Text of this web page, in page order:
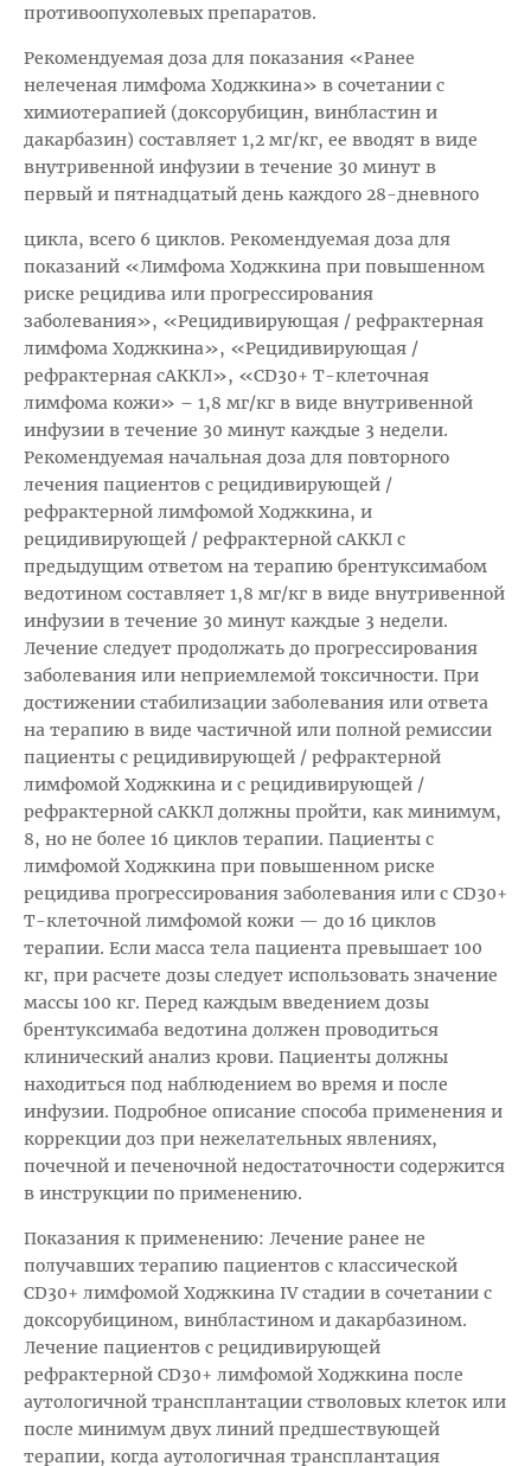
противоопухолевых препаратов.
Рекомендуемая доза для показания «Ранее
нелеченая лимфома Ходжкина» в сочетании с
химиотерапией (доксорубицин, винбластин и
дакарбазин) составляет 1,2 мг/кг, ее вводят в виде
внутривенной инфузии в течение 30 минут в
первый и пятнадцатый день каждого 28-дневного
цикла, всего 6 циклов. Рекомендуемая доза для
показаний «Лимфома Ходжкина при повышенном
риске рецидива или прогрессирования
заболевания», «Рецидивирующая / рефрактерная
лимфома Ходжкина», «Рецидивирующая /
рефрактерная сАККЛ», «CD30+ Т-клеточная
лимфома кожи» – 1,8 мг/кг в виде внутривенной
инфузии в течение 30 минут каждые 3 недели.
Рекомендуемая начальная доза для повторного
лечения пациентов с рецидивирующей /
рефрактерной лимфомой Ходжкина, и
рецидивирующей / рефрактерной сАККЛ с
предыдущим ответом на терапию брентуксимабом
ведотином составляет 1,8 мг/кг в виде внутривенной
инфузии в течение 30 минут каждые 3 недели.
Лечение следует продолжать до прогрессирования
заболевания или неприемлемой токсичности. При
достижении стабилизации заболевания или ответа
на терапию в виде частичной или полной ремиссии
пациенты с рецидивирующей / рефрактерной
лимфомой Ходжкина и с рецидивирующей /
рефрактерной сАККЛ должны пройти, как минимум,
8, но не более 16 циклов терапии. Пациенты с
лимфомой Ходжкина при повышенном риске
рецидива прогрессирования заболевания или с CD30+
Т-клеточной лимфомой кожи — до 16 циклов
терапии. Если масса тела пациента превышает 100
кг, при расчете дозы следует использовать значение
массы 100 кг. Перед каждым введением дозы
брентуксимаба ведотина должен проводиться
клинический анализ крови. Пациенты должны
находиться под наблюдением во время и после
инфузии. Подробное описание способа применения и
коррекции доз при нежелательных явлениях,
почечной и печеночной недостаточности содержится
в инструкции по применению.
Показания к применению: Лечение ранее не
получавших терапию пациентов с классической
CD30+ лимфомой Ходжкина IV стадии в сочетании с
доксорубицином, винбластином и дакарбазином.
Лечение пациентов с рецидивирующей
рефрактерной CD30+ лимфомой Ходжкина после
аутологичной трансплантации стволовых клеток или
после минимум двух линий предшествующей
терапии, когда аутологичная трансплантация